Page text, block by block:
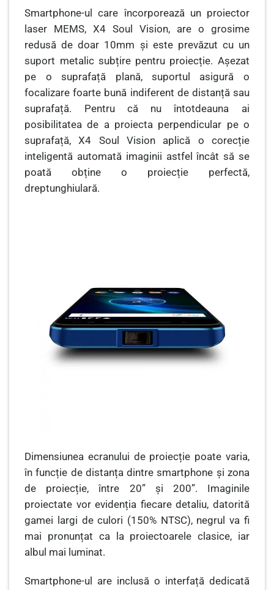
Smartphone-ul care încorporează un proiector
laser MEMS, X4 Soul Vision, are o grosime
redusă de doar 10mm și este prevăzut cu un
suport metalic subțire pentru proiecție. Așezat
pe o suprafață plană, suportul asigură o
focalizare foarte bună indiferent de distanță sau
suprafață. Pentru că nu întotdeauna ai
posibilitatea de a proiecta perpendicular pe o
suprafață, X4 Soul Vision aplică o corecție
inteligentă automată imaginii astfel încât să se
poată obține o proiecție perfectă,
dreptunghiulară.
Dimensiunea ecranului de proiecție poate varia,
în funcție de distanța dintre smartphone și zona
de proiecție, între 20” și 200”. Imaginile
proiectate vor evidenția fiecare detaliu, datorită
gamei largi de culori (150% NTSC), negrul va fi
mai pronunțat ca la proiectoarele clasice, iar
albul mai luminat.
Smartphone-ul are inclusă o interfață dedicată